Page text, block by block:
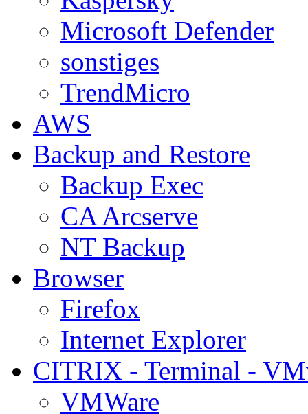
Microsoft Defender
sonstiges
TrendMicro
AWS
Backup and Restore
Backup Exec
CA Arcserve
NT Backup
Browser
Firefox
Internet Explorer
CITRIX - Terminal -
VMWare